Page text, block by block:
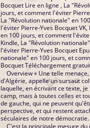
Bocquet Lire en ligne , La
jours, et comment l'éviter
La "Révolution nationale" en
l'éviter Pierre-Yves Bocquet
en 100 jours, et comment
Kindle, La "Révolution
l'éviter Pierre-Yves Bocquet
nationale" en 100 jours, et
Bocquet Téléchargement
Overview « Une telle
d'Algérie, appelle un sursaut
laquelle, en écrivant ce texte,
camp, mais à toutes celles et
de gauche, qui ne peuvent
perspective, et qui restent
séculaires de notre
C'est la principale mesure